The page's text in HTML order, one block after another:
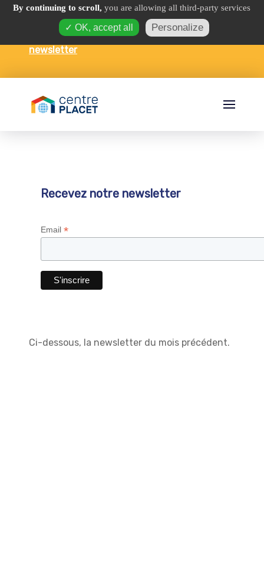
Espace interculturel et foyer ·Recevez notre
newsletter
Recevez notre newsletter
Email *
Ci-dessous, la newsletter du mois précédent.
By continuing to scroll, you are allowing all third-party services
✓ OK, accept all Personalize